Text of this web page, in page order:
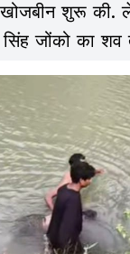
खोजबीन शुरू की.
सिंह जोंको का